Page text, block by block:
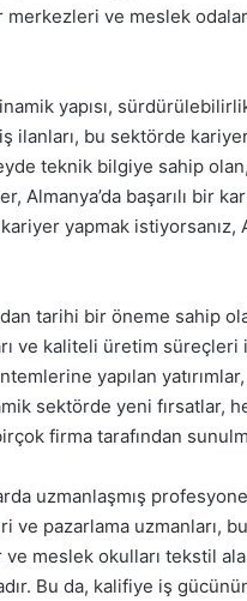
ve meslek
yapısı,
ilanları, bu sektörde
teknik bilgiye sahip
Almanya’da başarılı bir
yapmak istiyorsanız,
tarihi bir öneme sahip
ve kaliteli üretim
yapılan yatırımlar,
sektörde yeni fırsatlar,
firma tarafından
uzmanlaşmış
ve pazarlama uzmanları,
meslek okulları tekstil
Bu da, kalifiye iş